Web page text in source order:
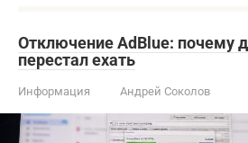
Отключение AdBlue: почему
перестал ехать
Информация Андрей Соколов